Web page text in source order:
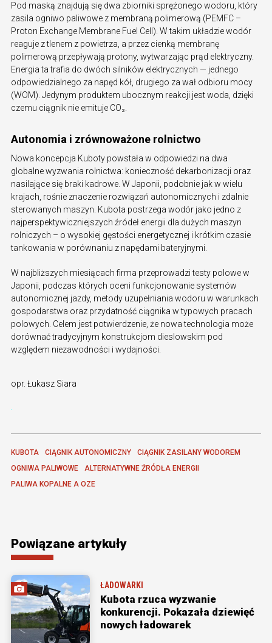
Pod maską znajdują się dwa zbiorniki sprężonego wodoru, który
zasila ogniwo paliwowe z membraną polimerową (PEMFC –
Proton Exchange Membrane Fuel Cell). W takim układzie wodór
reaguje z tlenem z powietrza, a przez cienką membranę
polimerową przepływają protony, wytwarzając prąd elektryczny.
Energia ta trafia do dwóch silników elektrycznych — jednego
odpowiedzialnego za napęd kół, drugiego za wał odbioru mocy
(WOM). Jedynym produktem ubocznym reakcji jest woda, dzięki
czemu ciągnik nie emituje CO₂.
Autonomia i zrównoważone rolnictwo
Nowa koncepcja Kuboty powstała w odpowiedzi na dwa
globalne wyzwania rolnictwa: konieczność dekarbonizacji oraz
nasilające się braki kadrowe. W Japonii, podobnie jak w wielu
krajach, rośnie znaczenie rozwiązań autonomicznych i zdalnie
sterowanych maszyn. Kubota postrzega wodór jako jedno z
najperspektywiczniejszych źródeł energii dla dużych maszyn
rolniczych – o wysokiej gęstości energetycznej i krótkim czasie
tankowania w porównaniu z napędami bateryjnymi.
W najbliższych miesiącach firma przeprowadzi testy polowe w
Japonii, podczas których oceni funkcjonowanie systemów
autonomicznej jazdy, metody uzupełniania wodoru w warunkach
gospodarstwa oraz przydatność ciągnika w typowych pracach
polowych. Celem jest potwierdzenie, że nowa technologia może
dorównać tradycyjnym konstrukcjom dieslowskim pod
względem niezawodności i wydajności.
opr. Łukasz Siara
KUBOTA CIĄGNIK AUTONOMICZNY
CIĄGNIK ZASILANY WODOREM
OGNIWA PALIWOWE
ALTERNATYWNE ŹRÓDŁA ENERGII
PALIWA KOPALNE A OZE
Powiązane artykuły
ŁADOWARKI
Kubota rzuca wyzwanie
konkurencji. Pokazała dziewięć
nowych ładowarek